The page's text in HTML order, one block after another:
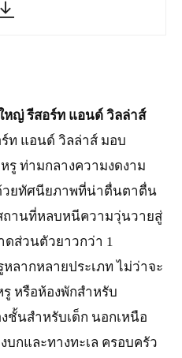
หญ่ รีสอร์ท แอนด์ วิลล่าส์
ท แอนด์ วิลล่าส์ มอบ
ท่ามกลางความงดงาม
วยทัศนียภาพที่น่าตื่นตาตื่น
ถานที่หลบหนีความวุ่นวายสู่
ดส่วนตัวยาวกว่า 1
ลากหลายประเภท ไม่ว่าจะ
หรือห้องพักสำหรับ
ชั้นสำหรับเด็ก นอกเหนือ
บกและทางทะเล ครอบครัว